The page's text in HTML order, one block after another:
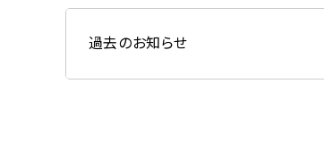
過去のお知らせ